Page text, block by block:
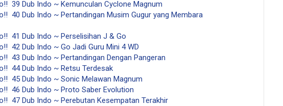
39 Dub Indo ~ Kemunculan Cyclone Magnum
40 Dub Indo ~ Pertandingan Musim Gugur yang Membara
41 Dub Indo ~ Perselisihan J & Go
42 Dub Indo ~ Go Jadi Guru Mini 4 WD
43 Dub Indo ~ Pertandingan Dengan Pangeran
44 Dub Indo ~ Retsu Terdesak
45 Dub Indo ~ Sonic Melawan Magnum
46 Dub Indo ~ Proto Saber Evolution
47 Dub Indo ~ Perebutan Kesempatan Terakhir